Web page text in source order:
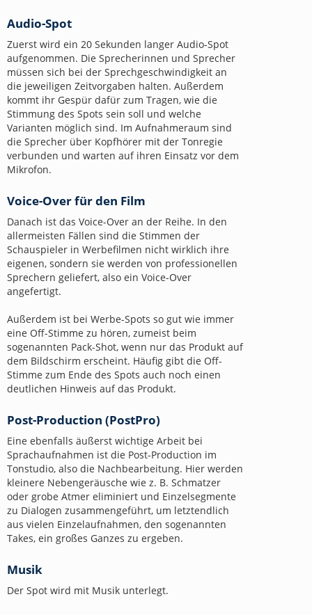
Audio-Spot
Zuerst wird ein 20 Sekunden langer Audio-Spot
aufgenommen. Die Sprecherinnen und Sprecher
müssen sich bei der Sprechgeschwindigkeit an
die jeweiligen Zeitvorgaben halten. Außerdem
kommt ihr Gespür dafür zum Tragen, wie die
Stimmung des Spots sein soll und welche
Varianten möglich sind. Im Aufnahmeraum sind
die Sprecher über Kopfhörer mit der Tonregie
verbunden und warten auf ihren Einsatz vor dem
Mikrofon.
Voice-Over für den Film
Danach ist das Voice-Over an der Reihe. In den
allermeisten Fällen sind die Stimmen der
Schauspieler in Werbefilmen nicht wirklich ihre
eigenen, sondern sie werden von professionellen
Sprechern geliefert, also ein Voice-Over
angefertigt.
Außerdem ist bei Werbe-Spots so gut wie immer
eine Off-Stimme zu hören, zumeist beim
sogenannten Pack-Shot, wenn nur das Produkt auf
dem Bildschirm erscheint. Häufig gibt die Off-
Stimme zum Ende des Spots auch noch einen
deutlichen Hinweis auf das Produkt.
Post-Production (PostPro)
Eine ebenfalls äußerst wichtige Arbeit bei
Sprachaufnahmen ist die Post-Production im
Tonstudio, also die Nachbearbeitung. Hier werden
kleinere Nebengeräusche wie z. B. Schmatzer
oder grobe Atmer eliminiert und Einzelsegmente
zu Dialogen zusammengeführt, um letztendlich
aus vielen Einzelaufnahmen, den sogenannten
Takes, ein großes Ganzes zu ergeben.
Musik
Der Spot wird mit Musik unterlegt.